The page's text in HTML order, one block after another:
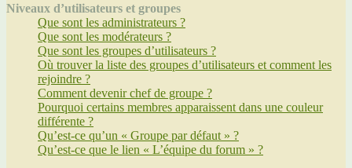
Niveaux d’utilisateurs et groupes
Que sont les administrateurs ?
Que sont les modérateurs ?
Que sont les groupes d’utilisateurs ?
Où trouver la liste des groupes d’utilisateurs et comment les
rejoindre ?
Comment devenir chef de groupe ?
Pourquoi certains membres apparaissent dans une couleur
différente ?
Qu’est-ce qu’un « Groupe par défaut » ?
Qu’est-ce que le lien « L’équipe du forum » ?